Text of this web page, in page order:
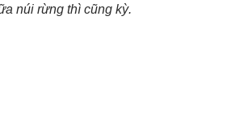
núi rừng thì cũng kỳ.